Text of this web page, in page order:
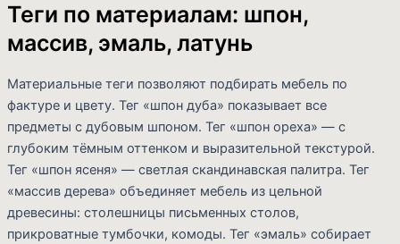
Теги по материалам: шпон,
массив, эмаль, латунь
Материальные теги позволяют подбирать мебель по
фактуре и цвету. Тег «шпон дуба» показывает все
предметы с дубовым шпоном. Тег «шпон ореха» — с
глубоким тёмным оттенком и выразительной текстурой.
Тег «шпон ясеня» — светлая скандинавская палитра. Тег
«массив дерева» объединяет мебель из цельной
древесины: столешницы письменных столов,
прикроватные тумбочки, комоды. Тег «эмаль» собирает